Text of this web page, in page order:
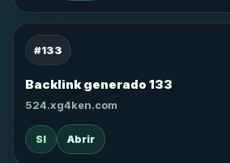
#133
Backlink generado 133
524.xg4ken.com
SI Abrir